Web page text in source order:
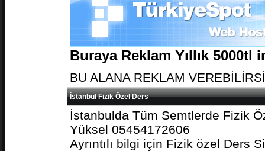
Buraya Reklam Yıllık
BU ALANA REKLAM
İstanbul Fizik Özel Ders
İstanbulda Tüm Semtlerde Fizik
Yüksel 05454172606
Ayrıntılı bilgi için Fizik özel Ders